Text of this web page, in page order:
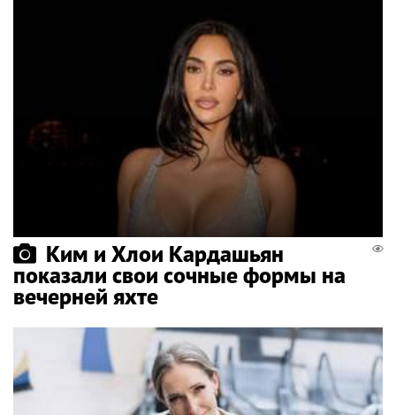
Ким и Хлои Кардашьян
показали свои сочные формы на
вечерней яхте